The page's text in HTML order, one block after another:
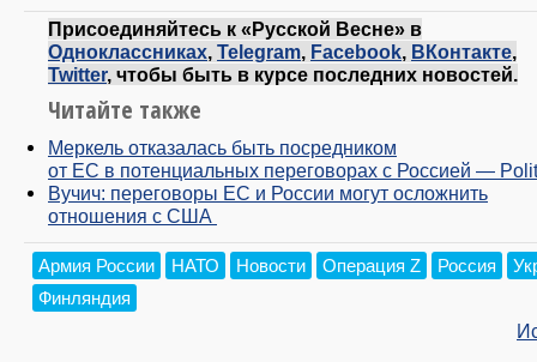
Присоединяйтесь к «Русской Весне» в
Одноклассниках, Telegram, Facebook, ВКонтакте,
Twitter, чтобы быть в курсе последних новостей.
Читайте также
Меркель отказалась быть посредником
от ЕС в потенциальных переговорах с Россией —
Вучич: переговоры ЕС и России могут осложнить
отношения с США
Армия России НАТО Новости Операция Z Россия
Финляндия